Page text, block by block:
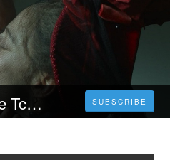
VOIR! La Femme de Tchaïkovski FILM Complet (2023) Streaming-VF Français Gratuit SUBSCRIBE